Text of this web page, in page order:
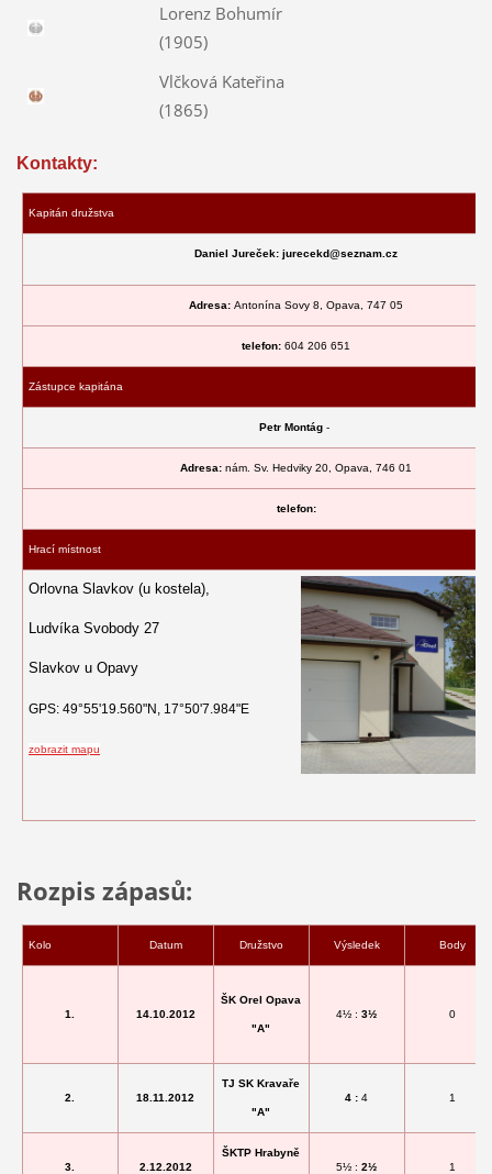
Lorenz Bohumír
(1905)
Vlčková Kateřina
(1865)
Kontakty:
Kapitán družstva
Daniel Jureček:jurecekd@seznam.cz
Adresa: Antonína Sovy 8, Opava, 747 05
telefon: 604 206 651
Zástupce kapitána
Petr Montág -
Adresa: nám. Sv. Hedviky 20, Opava, 746 01
telefon:
Hrací místnost
Orlovna Slavkov (u kostela),
Ludvíka Svobody 27
Slavkov u Opavy
GPS: 49°55'19.560"N, 17°50'7.984"E
zobrazit mapu
Rozpis zápasů:
Kolo Datum Družstvo Výsledek Body
1. 14.10.2012
ŠK Orel Opava
"A"
4½ :3½ 0
2. 18.11.2012
TJ SK Kravaře
"A"
4 :4 1
3. 2.12.2012
ŠKTP Hrabyně
5½ :2½ 1